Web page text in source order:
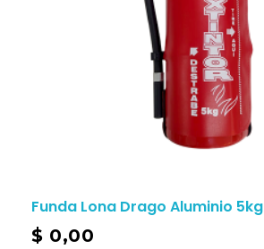
Funda Lona Drago Aluminio 5kg
$ 0,00